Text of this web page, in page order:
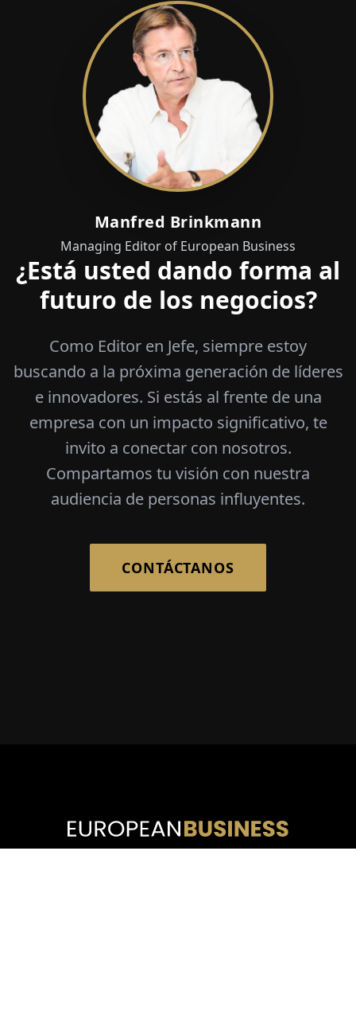
Manfred Brinkmann
Managing Editor of European Business
¿Está usted dando forma al
futuro de los negocios?
Como Editor en Jefe, siempre estoy
buscando a la próxima generación de líderes
e innovadores. Si estás al frente de una
empresa con un impacto significativo, te
invito a conectar con nosotros.
Compartamos tu visión con nuestra
audiencia de personas influyentes.
CONTÁCTANOS